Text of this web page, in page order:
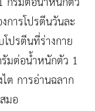
การโปรตีนวันละ
ปรตีนที่ร่างกาย
มต่อน้ำหนักตัว 1
ต การอ่านฉลาก
มอ